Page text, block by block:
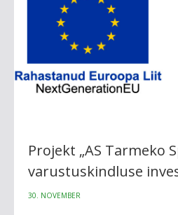
Projekt „AS Tarmeko
varustuskindluse
30. NOVEMBER